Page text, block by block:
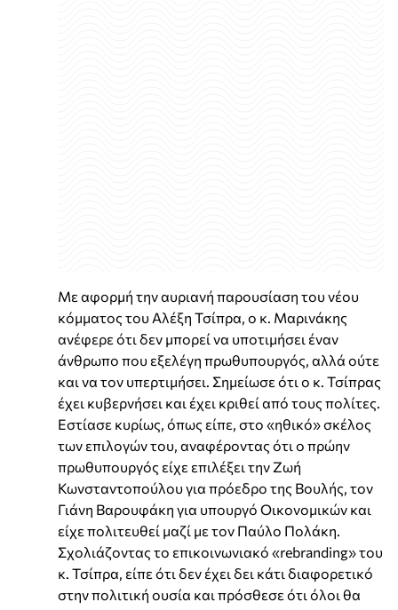
Με αφορμή την αυριανή παρουσίαση του νέου
κόμματος του Αλέξη Τσίπρα, ο κ. Μαρινάκης
ανέφερε ότι δεν μπορεί να υποτιμήσει έναν
άνθρωπο που εξελέγη πρωθυπουργός, αλλά ούτε
και να τον υπερτιμήσει. Σημείωσε ότι ο κ. Τσίπρας
έχει κυβερνήσει και έχει κριθεί από τους πολίτες.
Εστίασε κυρίως, όπως είπε, στο «ηθικό» σκέλος
των επιλογών του, αναφέροντας ότι ο πρώην
πρωθυπουργός είχε επιλέξει την Ζωή
Κωνσταντοπούλου για πρόεδρο της Βουλής, τον
Γιάνη Βαρουφάκη για υπουργό Οικονομικών και
είχε πολιτευθεί μαζί με τον Παύλο Πολάκη.
Σχολιάζοντας το επικοινωνιακό «rebranding» του
κ. Τσίπρα, είπε ότι δεν έχει δει κάτι διαφορετικό
στην πολιτική ουσία και πρόσθεσε ότι όλοι θα